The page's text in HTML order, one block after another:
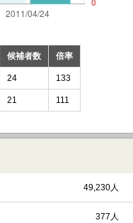
候補者数 倍率
24 133
21 111
49,230人
377人